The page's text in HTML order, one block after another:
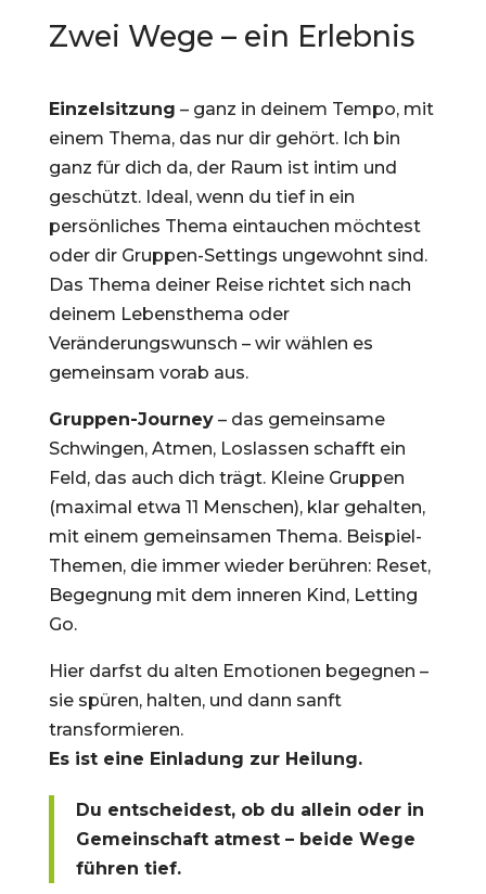
Zwei Wege – ein Erlebnis
Einzelsitzung – ganz in deinem Tempo, mit
einem Thema, das nur dir gehört. Ich bin
ganz für dich da, der Raum ist intim und
geschützt. Ideal, wenn du tief in ein
persönliches Thema eintauchen möchtest
oder dir Gruppen-Settings ungewohnt sind.
Das Thema deiner Reise richtet sich nach
deinem Lebensthema oder
Veränderungswunsch – wir wählen es
gemeinsam vorab aus.
Gruppen-Journey– das gemeinsame
Schwingen, Atmen, Loslassen schafft ein
Feld, das auch dich trägt. Kleine Gruppen
(maximal etwa 11 Menschen), klar gehalten,
mit einem gemeinsamen Thema. Beispiel-
Themen, die immer wieder berühren: Reset,
Begegnung mit dem inneren Kind, Letting
Go.
Hier darfst du alten Emotionen begegnen –
sie spüren, halten, und dann sanft
transformieren.
Es ist eine Einladung zur Heilung.
Du entscheidest, ob du allein oder in
Gemeinschaft atmest – beide Wege
führen tief.